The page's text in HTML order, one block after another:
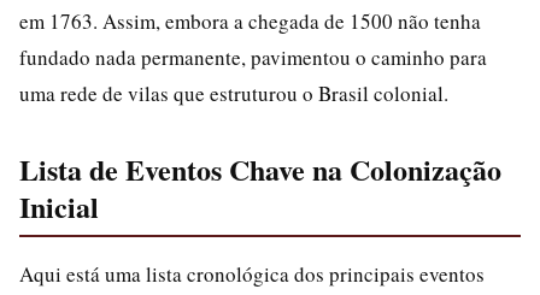
em 1763. Assim, embora a chegada de 1500 não tenha
fundado nada permanente, pavimentou o caminho para
uma rede de vilas que estruturou o Brasil colonial.
Lista de Eventos Chave na Colonização
Inicial
Aqui está uma lista cronológica dos principais eventos